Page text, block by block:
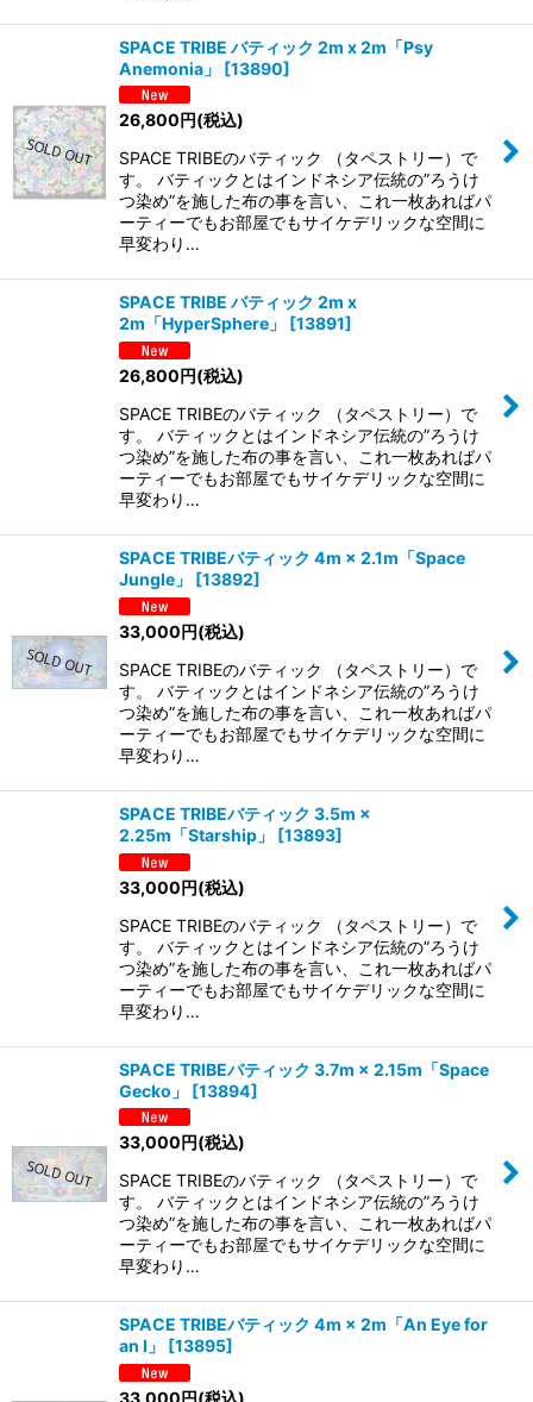
SPACE TRIBE バティック 2m x 2m「Psy
Anemonia」
[13890]
26,800 円(税込)
SPACE TRIBEのバティック （タペストリー）で
す。 バティックとはインドネシア伝統の”ろうけ
つ染め”を施した布の事を言い、これ一枚あればパ
ーティーでもお部屋でもサイケデリックな空間に
早変わり…
SPACE TRIBE バティック 2m x
2m「HyperSphere」
[13891]
26,800円(税込)
SPACE TRIBEのバティック （タペストリー）で
す。 バティックとはインドネシア伝統の”ろうけ
つ染め”を施した布の事を言い、これ一枚あればパ
ーティーでもお部屋でもサイケデリックな空間に
早変わり…
SPACE TRIBEバティック 4m × 2.1m「Space
Jungle」
[13892]
33,000円(税込)
SPACE TRIBEのバティック （タペストリー）で
す。 バティックとはインドネシア伝統の”ろうけ
つ染め”を施した布の事を言い、これ一枚あればパ
ーティーでもお部屋でもサイケデリックな空間に
早変わり…
SPACE TRIBEバティック 3.5m ×
2.25m「Starship」
[13893]
33,000円(税込)
SPACE TRIBEのバティック （タペストリー）で
す。 バティックとはインドネシア伝統の”ろうけ
つ染め”を施した布の事を言い、これ一枚あればパ
ーティーでもお部屋でもサイケデリックな空間に
早変わり…
SPACE TRIBEバティック 3.7m × 2.15m「Space
Gecko」
[13894]
33,000円(税込)
SPACE TRIBEのバティック （タペストリー）で
す。 バティックとはインドネシア伝統の”ろうけ
つ染め”を施した布の事を言い、これ一枚あればパ
ーティーでもお部屋でもサイケデリックな空間に
早変わり…
SPACE TRIBEバティック 4m × 2m「An Eye for
an I」
[13895]
33,000円(税込)